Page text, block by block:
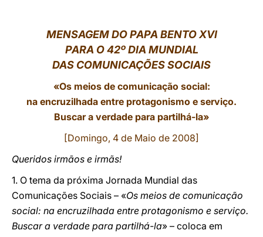
中文
LATINE
MENSAGEM DO PAPA BENTO XVI
PARA O 42º DIA MUNDIAL
DAS COMUNICAÇÕES SOCIAIS
«Os meios de comunicação social:
na encruzilhada entre protagonismo e serviço.
Buscar a verdade para partilhá-la»
[Domingo, 4 de Maio de 2008]
Queridos irmãos e irmãs!
1. O tema da próxima Jornada Mundial das
Comunicações Sociais – «Os meios de comunicação
social: na encruzilhada entre protagonismo e serviço.
Buscar a verdade para partilhá-la» – coloca em